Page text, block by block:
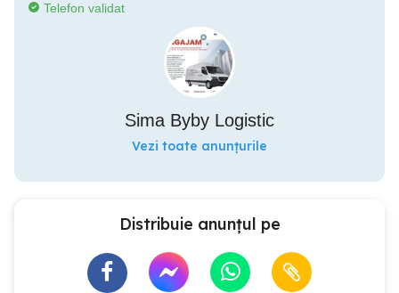
Telefon validat
Sima Byby Logistic
Vezi toate anunțurile
Distribuie anunțul pe